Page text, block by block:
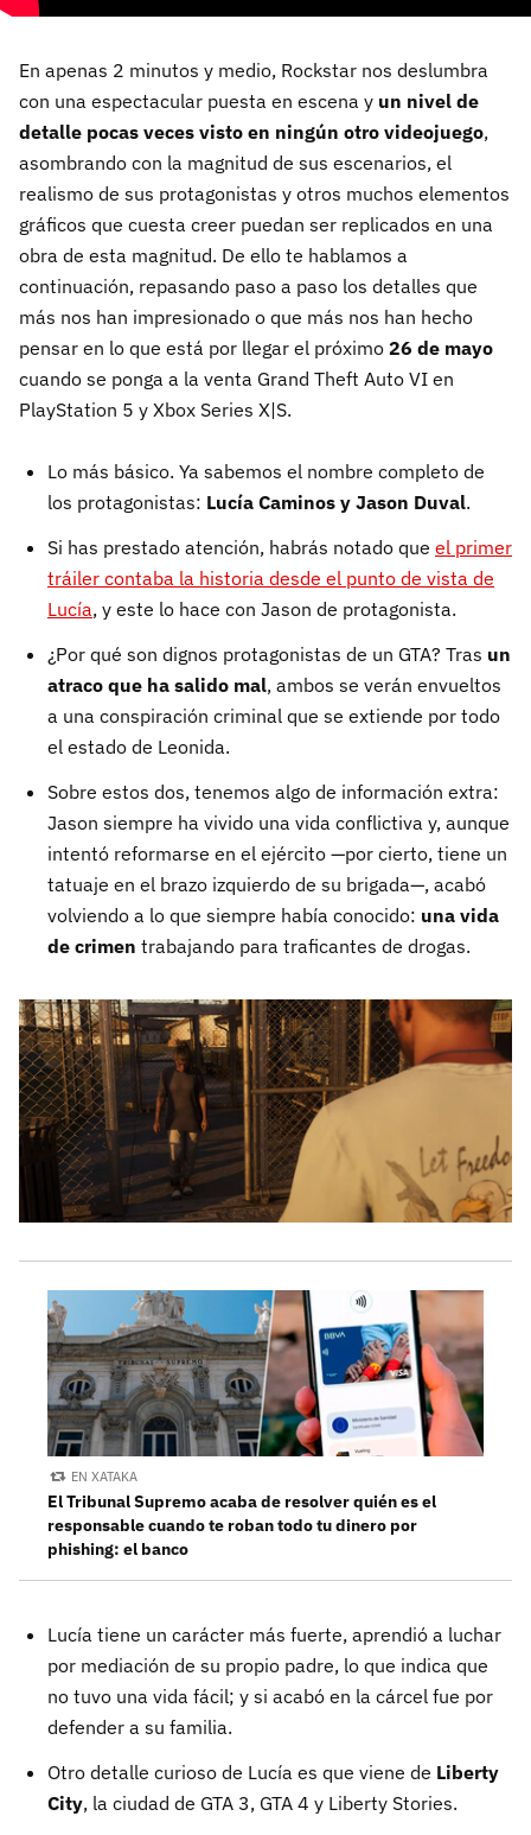
En apenas 2 minutos y medio, Rockstar nos deslumbra
con una espectacular puesta en escena y un nivel de
detalle pocas veces visto en ningún otro videojuego,
asombrando con la magnitud de sus escenarios, el
realismo de sus protagonistas y otros muchos elementos
gráficos que cuesta creer puedan ser replicados en una
obra de esta magnitud. De ello te hablamos a
continuación, repasando paso a paso los detalles que
más nos han impresionado o que más nos han hecho
pensar en lo que está por llegar el próximo 26 de mayo
cuando se ponga a la venta Grand Theft Auto VI en
PlayStation 5 y Xbox Series X|S.
Lo más básico. Ya sabemos el nombre completo de
los protagonistas: Lucía Caminos y Jason Duval.
Si has prestado atención, habrás notado que el primer
tráiler contaba la historia desde el punto de vista de
Lucía, y este lo hace con Jason de protagonista.
¿Por qué son dignos protagonistas de un GTA? Tras un
atraco que ha salido mal, ambos se verán envueltos
a una conspiración criminal que se extiende por todo
el estado de Leonida.
Sobre estos dos, tenemos algo de información extra:
Jason siempre ha vivido una vida conflictiva y, aunque
intentó reformarse en el ejército —por cierto, tiene un
tatuaje en el brazo izquierdo de su brigada—, acabó
volviendo a lo que siempre había conocido: una vida
de crimen trabajando para traficantes de drogas.
EN XATAKA
El Tribunal Supremo acaba de resolver quién es el
responsable cuando te roban todo tu dinero por
phishing: el banco
Lucía tiene un carácter más fuerte, aprendió a luchar
por mediación de su propio padre, lo que indica que
no tuvo una vida fácil; y si acabó en la cárcel fue por
defender a su familia.
Otro detalle curioso de Lucía es que viene de Liberty
City, la ciudad de GTA 3, GTA 4 y Liberty Stories.